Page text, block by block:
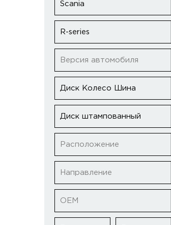
Scania
R-series
Версия автомобиля
Диск Колесо Шина
Диск штампованный
Расположение
Направление
ОЕМ